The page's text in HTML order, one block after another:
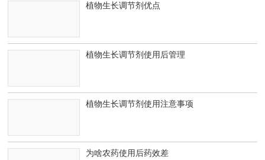
植物生长调节剂优点
植物生长调节剂使用后管理
植物生长调节剂使用注意事项
为啥农药使用后药效差